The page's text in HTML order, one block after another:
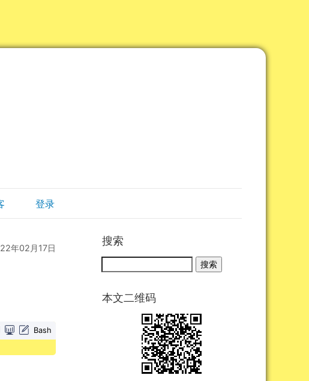
登录
年02月17日
Bash
搜索
本文二维码